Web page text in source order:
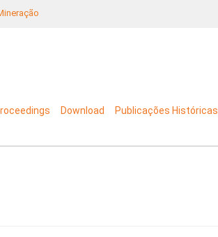
Download Publicações Históricas